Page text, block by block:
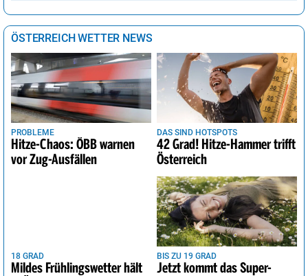
ÖSTERREICH WETTER NEWS
PROBLEME
Hitze-Chaos: ÖBB warnen
vor Zug-Ausfällen
DAS SIND HOTSPOTS
42 Grad! Hitze-Hammer trifft
Österreich
18 GRAD
Mildes Frühlingswetter hält
BIS ZU 19 GRAD
Jetzt kommt das Super-